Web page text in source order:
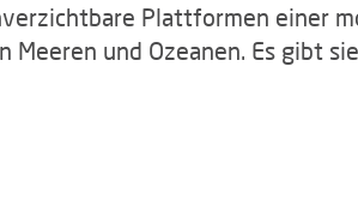
Plattformen einer
und Ozeanen. Es gibt